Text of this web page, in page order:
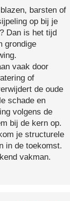
barsten of
op bij je
Dan is het tijd
grondige
vaak door
of
de oude
schade en
volgens de
bij de kern op.
je structurele
in de toekomst.
vakman.